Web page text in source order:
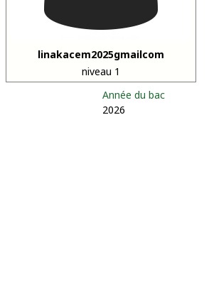
linakacem2025gmailcom
niveau 1
Année du bac
2026